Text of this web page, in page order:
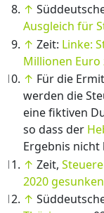
↑
Ausgleich für
↑ Zeit: Linke:
Millionen
↑ Für die
werden die
eine fiktiven
so dass der
Ergebnis nicht
↑ Zeit,
2020 gesunken
↑